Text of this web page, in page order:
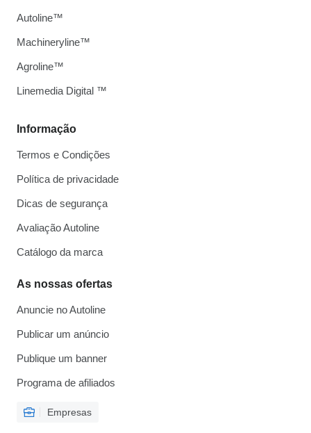
Informação
Termos e Condições
Política de privacidade
Dicas de segurança
Avaliação Autoline
Catálogo da marca
As nossas ofertas
Anuncie no Autoline
Publicar um anúncio
Publique um banner
Programa de afiliados
Empresas
Autoline™
Machineryline™
Agroline™
Linemedia Digital ™